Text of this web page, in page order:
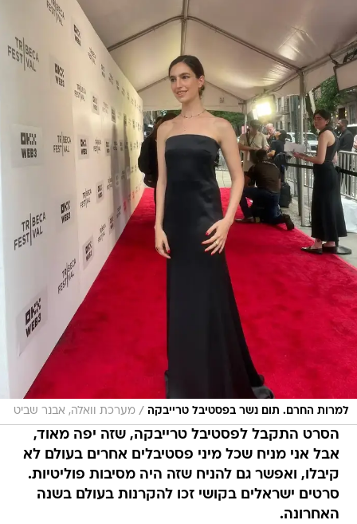
למרות החרם. תום נשר בפסטיבל טרייבקה / מערכת וואלה, אבנר שביט
הסרט התקבל לפסטיבל טרייבקה, שזה יפה מאוד,
אבל אני מניח שכל מיני פסטיבלים אחרים בעולם לא
קיבלו, ואפשר גם להניח שזה היה מסיבות פוליטיות.
סרטים ישראלים בקושי זכו להקרנות בעולם בשנה
האחרונה.